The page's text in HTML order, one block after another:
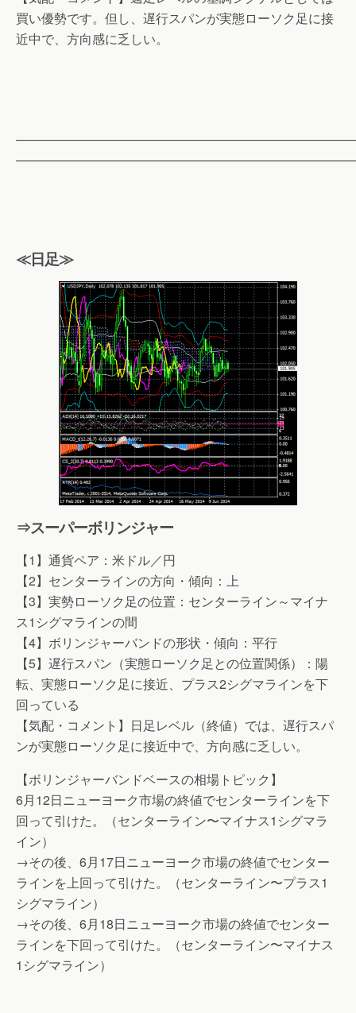
買い優勢です。但し、遅行スパンが実態ローソク足に接
近中で、方向感に乏しい。
≪日足≫
⇒スーパーボリンジャー
【1】通貨ペア：米ドル／円
【2】センターラインの方向・傾向：上
【3】実勢ローソク足の位置：センターライン～マイナ
ス1シグマラインの間
【4】ボリンジャーバンドの形状・傾向：平行
【5】遅行スパン（実態ローソク足との位置関係）：陽
転、実態ローソク足に接近、プラス2シグマラインを下
回っている
【気配・コメント】日足レベル（終値）では、遅行スパ
ンが実態ローソク足に接近中で、方向感に乏しい。
【ボリンジャーバンドベースの相場トピック】
6月12日ニューヨーク市場の終値でセンターラインを下
回って引けた。（センターライン〜マイナス1シグマラ
イン）
→その後、6月17日ニューヨーク市場の終値でセンター
ラインを上回って引けた。（センターライン〜プラス1
シグマライン）
→その後、6月18日ニューヨーク市場の終値でセンター
ラインを下回って引けた。（センターライン〜マイナス
1シグマライン）